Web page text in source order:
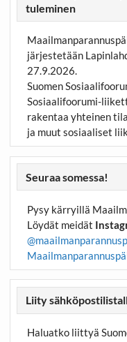
tuleminen
järjestetään
27.9.2026.
Suomen
Sosiaalifoorumi-
rakentaa yhteinen
ja muut sosiaaliset
Seuraa somessa!
Pysy kärryillä
Löydät meidät
Liity
Haluatko liittyä